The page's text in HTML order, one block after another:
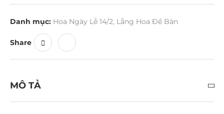
Danh mục: Hoa Ngày Lễ 14/2, Lẵng Hoa Để Bàn
Share
MÔ TẢ